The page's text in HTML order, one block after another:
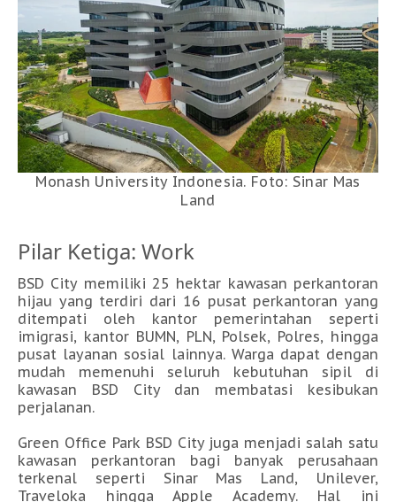
Monash University Indonesia. Foto: Sinar Mas
Land
Pilar Ketiga: Work
BSD City memiliki 25 hektar kawasan perkantoran
hijau yang terdiri dari 16 pusat perkantoran yang
ditempati oleh kantor pemerintahan seperti
imigrasi, kantor BUMN, PLN, Polsek, Polres, hingga
pusat layanan sosial lainnya. Warga dapat dengan
mudah memenuhi seluruh kebutuhan sipil di
kawasan BSD City dan membatasi kesibukan
perjalanan.
Green Office Park BSD City juga menjadi salah satu
kawasan perkantoran bagi banyak perusahaan
terkenal seperti Sinar Mas Land, Unilever,
Traveloka hingga Apple Academy. Hal ini